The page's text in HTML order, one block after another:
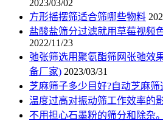
2023/03/02
方形摇摆筛适合筛哪些物料
盐酸盐筛分过滤就用草莓视频
2022/11/23
弛张筛选用聚氨酯筛网张弛效
备厂家) 2023/03/31
芝麻筛子多少目好?自动芝麻筛
温度过高对振动筛工作效率的
不用担心石墨粉的筛分和除杂